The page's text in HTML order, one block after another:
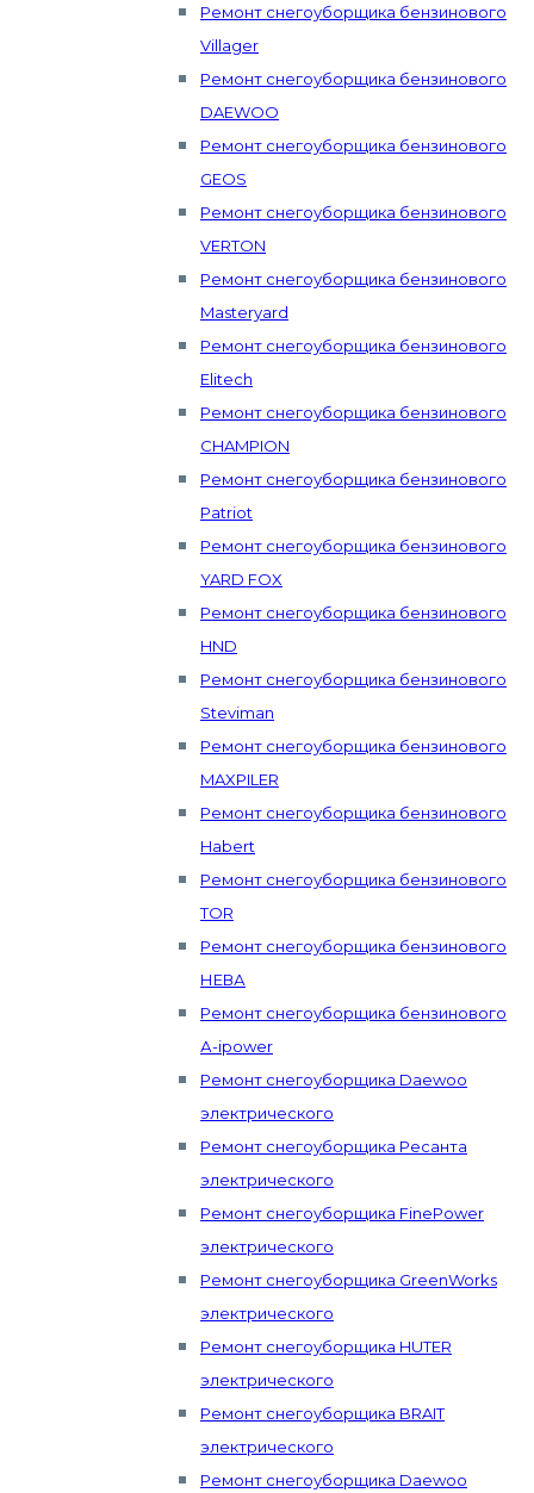
Ремонт снегоуборщика бензинового
Villager
Ремонт снегоуборщика бензинового
DAEWOO
Ремонт снегоуборщика бензинового
GEOS
Ремонт снегоуборщика бензинового
VERTON
Ремонт снегоуборщика бензинового
Masteryard
Ремонт снегоуборщика бензинового
Elitech
Ремонт снегоуборщика бензинового
CHAMPION
Ремонт снегоуборщика бензинового
Patriot
Ремонт снегоуборщика бензинового
YARD FOX
Ремонт снегоуборщика бензинового
HND
Ремонт снегоуборщика бензинового
Steviman
Ремонт снегоуборщика бензинового
MAXPILER
Ремонт снегоуборщика бензинового
Habert
Ремонт снегоуборщика бензинового
TOR
Ремонт снегоуборщика бензинового
НЕВА
Ремонт снегоуборщика бензинового
А-ipower
Ремонт снегоуборщика Daewoo
электрического
Ремонт снегоуборщика Ресанта
электрического
Ремонт снегоуборщика FinePower
электрического
Ремонт снегоуборщика GreenWorks
электрического
Ремонт снегоуборщика HUTER
электрического
Ремонт снегоуборщика BRAIT
электрического
Ремонт снегоуборщика Daewoo